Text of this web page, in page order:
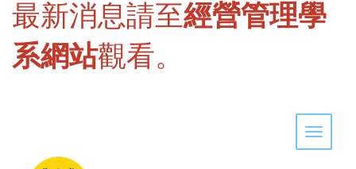
最新消息請至經營管理學
系網站觀看。
Toggle